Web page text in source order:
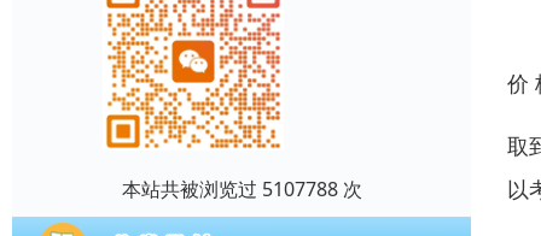
本站共被浏览过 5107788 次
价
取
以